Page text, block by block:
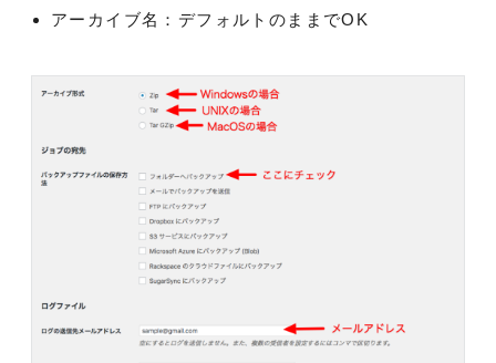
アーカイブ名：デフォルトのままでOK